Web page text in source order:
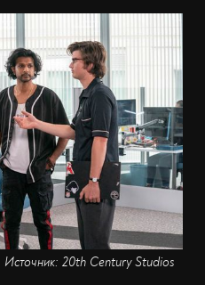
Источник: 20th Century Studios